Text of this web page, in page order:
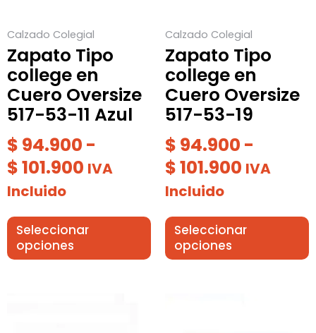
Calzado Colegial
Zapato Tipo
college en
Cuero Oversize
517-53-11 Azul
$ 94.900 -
$101.900 IVA
Incluido
Seleccionar
opciones
pueden
elegir
en
la
página
de
producto
Calzado Colegial
Zapato Tipo
college en
Cuero Oversize
517-53-19
$ 94.900 -
$101.900 IVA
Incluido
Seleccionar
opciones
pueden
elegir
en
la
página
de
producto